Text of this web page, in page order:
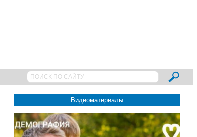
Видеоматериалы